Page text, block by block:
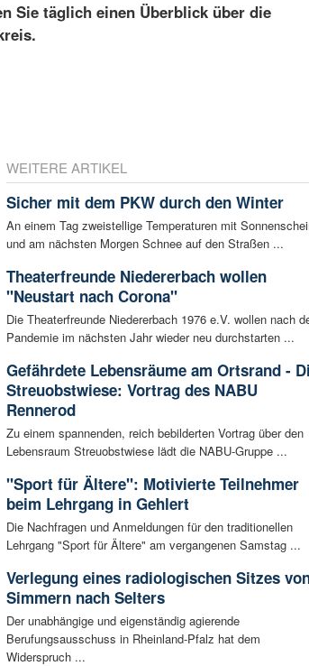
Sie täglich einen Überblick über die
WEITERE ARTIKEL
Sicher mit dem PKW durch den Winter
An einem Tag zweistellige Temperaturen mit
und am nächsten Morgen Schnee auf den Straßen ...
Theaterfreunde Niedererbach wollen
"Neustart nach Corona"
Die Theaterfreunde Niedererbach 1976 e.V. wollen nach
Pandemie im nächsten Jahr wieder neu durchstarten ...
Gefährdete Lebensräume am Ortsrand -
Streuobstwiese: Vortrag des NABU
Rennerod
Zu einem spannenden, reich bebilderten Vortrag über den
Lebensraum Streuobstwiese lädt die NABU-Gruppe ...
"Sport für Ältere": Motivierte Teilnehmer
beim Lehrgang in Gehlert
Die Nachfragen und Anmeldungen für den traditionellen
Lehrgang "Sport für Ältere" am vergangenen Samstag ...
Verlegung eines radiologischen Sitzes
Simmern nach Selters
Der unabhängige und eigenständig agierende
Berufungsausschuss in Rheinland-Pfalz hat dem
Widerspruch ...